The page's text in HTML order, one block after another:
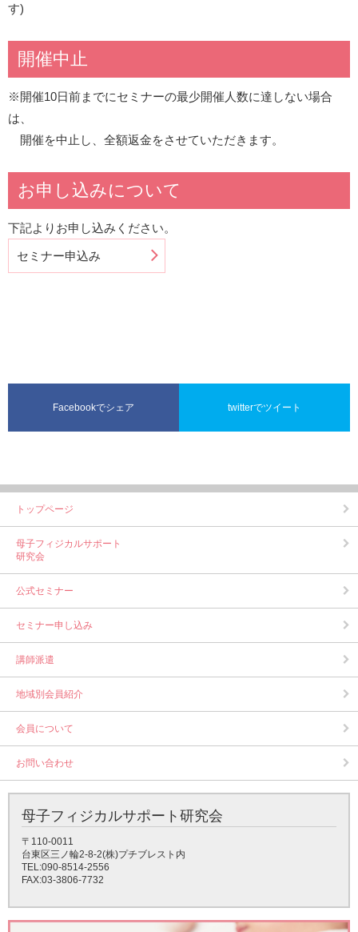
す)
開催中止
※開催10日前までにセミナーの最少開催人数に達しない場合
は、
開催を中止し、全額返金をさせていただきます。
お申し込みについて
下記よりお申し込みください。
セミナー申込み
Facebookでシェア twitterでツイート
トップページ
母子フィジカルサポート
研究会
公式セミナー
セミナー申し込み
講師派遣
地域別会員紹介
会員について
お問い合わせ
母子フィジカルサポート研究会
〒110-0011
台東区三ノ輪2-8-2(株)プチブレスト内
TEL:090-8514-2556
FAX:03-3806-7732